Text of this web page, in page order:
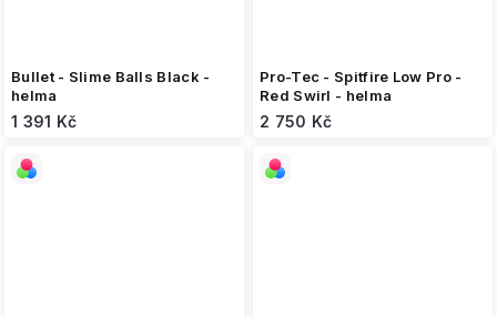
Bullet - Slime Balls Black -
helma
1 391 Kč
Pro-Tec - Spitfire Low Pro -
Red Swirl - helma
2 750 Kč